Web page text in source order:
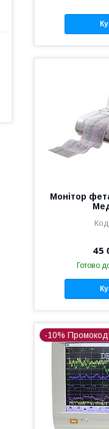
Монітор
45
Готово
-10%